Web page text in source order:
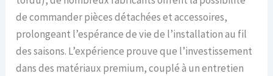
de commander pièces détachées et accessoires,
prolongeant l’espérance de vie de l’installation au fil
des saisons. L’expérience prouve que l’investissement
dans des matériaux premium, couplé à un entretien